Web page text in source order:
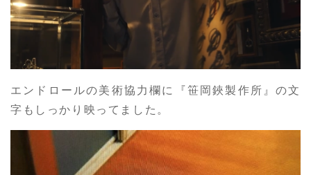
エンドロールの美術協力欄に『笹岡鋏製作所』の文
字もしっかり映ってました。